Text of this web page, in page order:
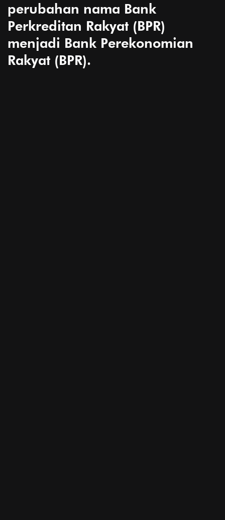
perubahan nama Bank
Perkreditan Rakyat (BPR)
menjadi Bank Perekonomian
Rakyat (BPR).